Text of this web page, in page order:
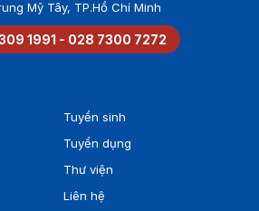
Mỹ Tây, TP.Hồ Chí Minh
1991 - 028 7300 7272
Tuyển sinh
Tuyển dụng
Thư viện
Liên hệ